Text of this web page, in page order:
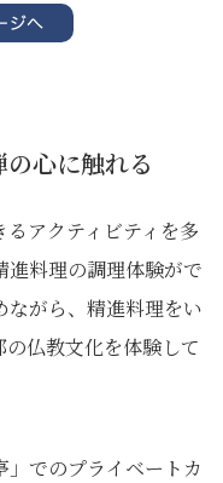
心に触れる
アクティビティを多
料理の調理体験がで
ながら、精進料理をい
仏教文化を体験して
でのプライベートカ